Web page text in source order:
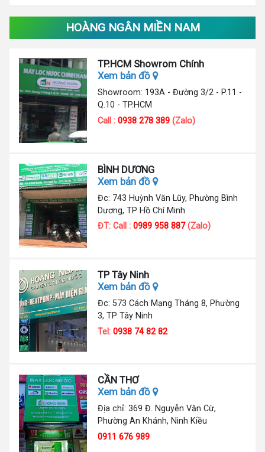
HOÀNG NGÂN MIỀN NAM
TP.HCM Showrom Chính
Xem bản đồ
Showroom: 193A - Đường 3/2 - P.11 -
Q.10 - TP.HCM
Call :0938 278 389(Zalo)
BÌNH DƯƠNG
Xem bản đồ
Đc: 743 Huỳnh Văn Lũy, Phường Bình
Dương, TP Hồ Chí Minh
ĐT: Call :0989 958 887(Zalo)
TP Tây Ninh
Xem bản đồ
Đc: 573 Cách Mạng Tháng 8, Phường
3, TP Tây Ninh
Tel:0938 74 82 82
CẦN THƠ
Xem bản đồ
Địa chỉ: 369 Đ. Nguyễn Văn Cừ,
Phường An Khánh, Ninh Kiều
0911 676 989